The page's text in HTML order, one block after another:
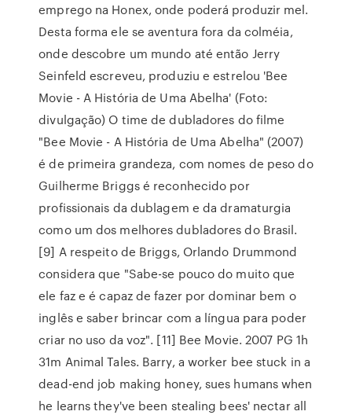
emprego na Honex, onde poderá produzir mel.
Desta forma ele se aventura fora da colméia,
onde descobre um mundo até então Jerry
Seinfeld escreveu, produziu e estrelou 'Bee
Movie - A História de Uma Abelha' (Foto:
divulgação) O time de dubladores do filme
"Bee Movie - A História de Uma Abelha" (2007)
é de primeira grandeza, com nomes de peso do
Guilherme Briggs é reconhecido por
profissionais da dublagem e da dramaturgia
como um dos melhores dubladores do Brasil.
[9] A respeito de Briggs, Orlando Drummond
considera que "Sabe-se pouco do muito que
ele faz e é capaz de fazer por dominar bem o
inglês e saber brincar com a língua para poder
criar no uso da voz". [11] Bee Movie. 2007 PG 1h
31m Animal Tales. Barry, a worker bee stuck in a
dead-end job making honey, sues humans when
he learns they've been stealing bees' nectar all